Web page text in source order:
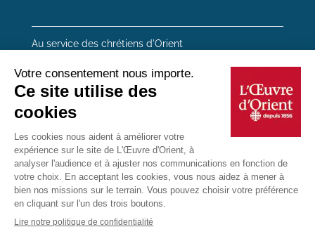
Au service des chrétiens d'Orient
20 rue du Regard 75006 Paris
01 45 48 54 46
Contactez-nous
Mentions Légales
Plan du site